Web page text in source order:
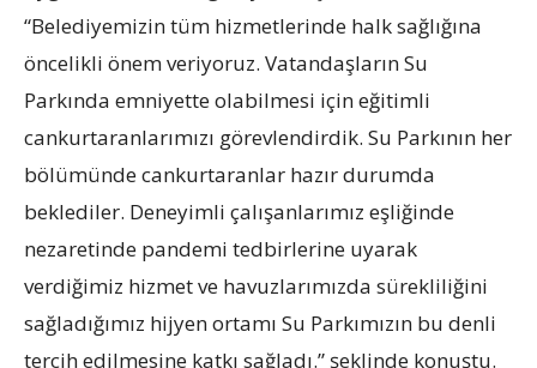
“Belediyemizin tüm hizmetlerinde halk sağlığına
öncelikli önem veriyoruz. Vatandaşların Su
Parkında emniyette olabilmesi için eğitimli
cankurtaranlarımızı görevlendirdik. Su Parkının her
bölümünde cankurtaranlar hazır durumda
beklediler. Deneyimli çalışanlarımız eşliğinde
nezaretinde pandemi tedbirlerine uyarak
verdiğimiz hizmet ve havuzlarımızda sürekliliğini
sağladığımız hijyen ortamı Su Parkımızın bu denli
tercih edilmesine katkı sağladı.” şeklinde konuştu.